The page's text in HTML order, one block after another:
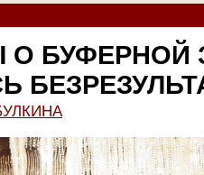
О БУФЕРНОЙ